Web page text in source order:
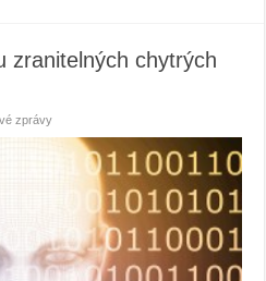
zranitelných chytrých
zprávy